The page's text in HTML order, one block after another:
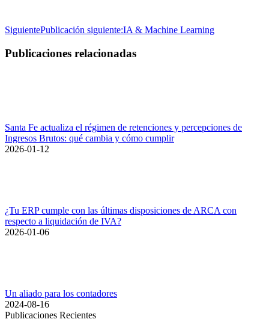
SiguientePublicación siguiente:IA & Machine Learning
Publicaciones relacionadas
Santa Fe actualiza el régimen de retenciones y percepciones de
Ingresos Brutos: qué cambia y cómo cumplir
2026-01-12
¿Tu ERP cumple con las últimas disposiciones de ARCA con
respecto a liquidación de IVA?
2026-01-06
Un aliado para los contadores
2024-08-16
Publicaciones Recientes